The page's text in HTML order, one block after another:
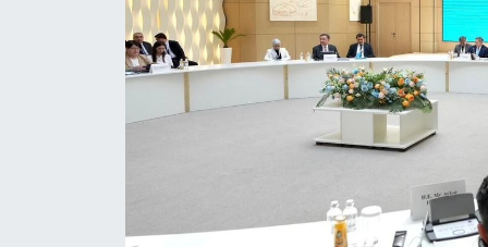
Magazin
Nöbetçi Eczaneler